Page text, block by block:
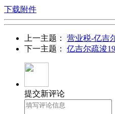
下载附件
上一主题： 营业税-亿吉
下一主题： 亿吉尔疏浚
提交新评论